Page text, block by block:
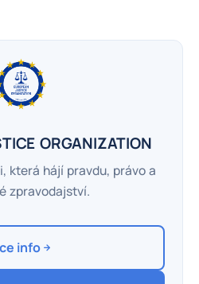
ORGANIZATION
která hájí pravdu, právo a
zpravodajství.
info